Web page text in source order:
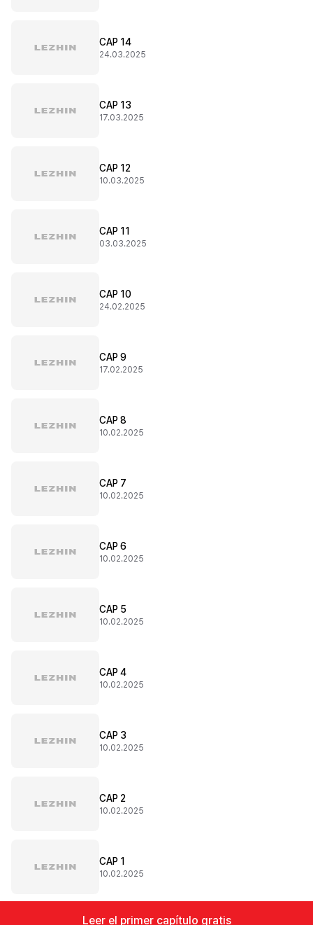
CAP 14
24.03.2025
CAP 13
17.03.2025
CAP 12
10.03.2025
CAP 11
03.03.2025
CAP 10
24.02.2025
CAP 9
17.02.2025
CAP 8
10.02.2025
CAP 7
10.02.2025
CAP 6
10.02.2025
CAP 5
10.02.2025
CAP 4
10.02.2025
CAP 3
10.02.2025
CAP 2
10.02.2025
CAP 1
10.02.2025
Leer el primer capítulo gratis